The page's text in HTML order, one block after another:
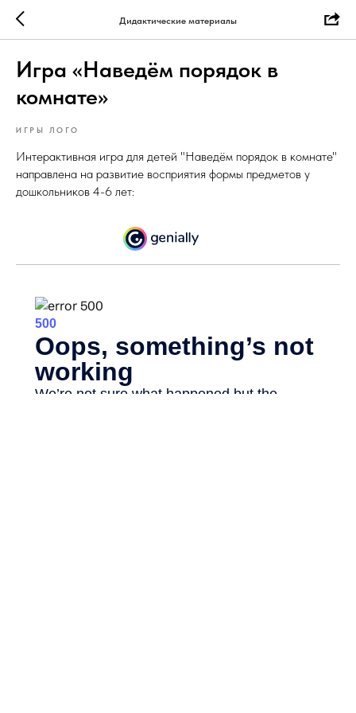
Дидактические материалы
Игра «Наведём порядок в
комнате»
ИГРЫ ЛОГО
Интерактивная игра для детей "Наведём порядок в комнате"
направлена на развитие восприятия формы предметов у
дошкольников 4-6 лет: